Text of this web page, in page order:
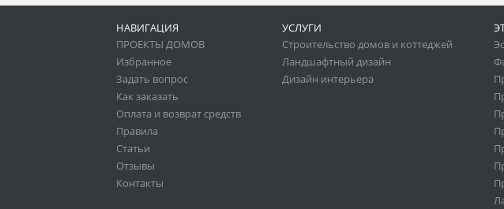
НАВИГАЦИЯ
ПРОЕКТЫ ДОМОВ
Избранное
Задать вопрос
Как заказать
Оплата и возврат средств
Правила
Статьи
Отзывы
Контакты
УСЛУГИ
Строительство домов и коттеджей
Ландшафтный дизайн
Дизайн интерьера